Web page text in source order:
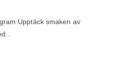
Upptäck smaken av